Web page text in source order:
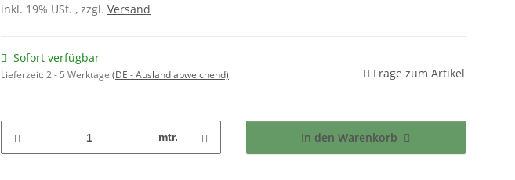
inkl. 19% USt. , zzgl. Versand
Sofort verfügbar
Lieferzeit:2 - 5 Werktage (DE - Ausland abweichend) Frage zum Artikel
mtr. In den Warenkorb